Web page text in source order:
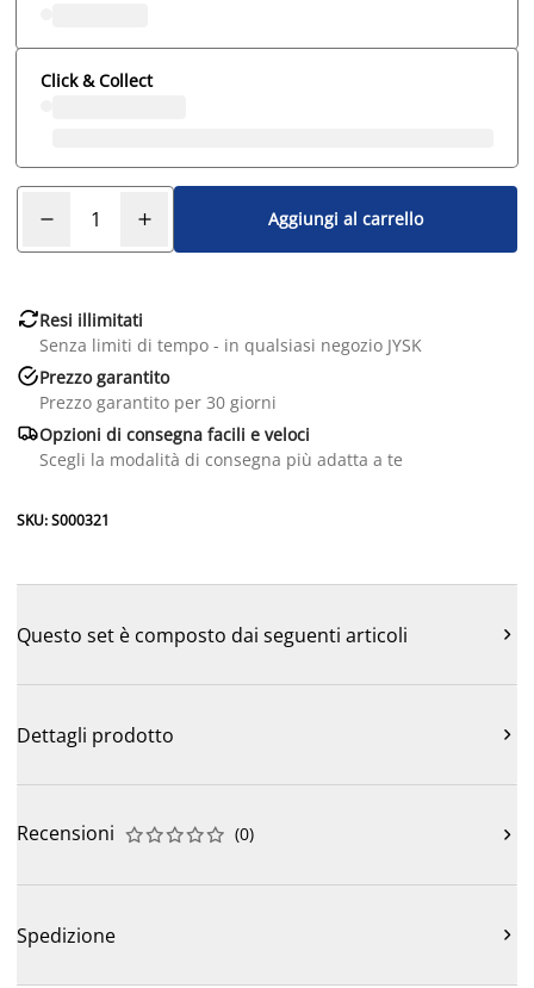
Click & Collect
Aggiungi al carrello
Resi illimitati
Senza limiti di tempo - in qualsiasi negozio JYSK
Prezzo garantito
Prezzo garantito per 30 giorni
Opzioni di consegna facili e veloci
Scegli la modalità di consegna più adatta a te
SKU: S000321
Questo set è composto dai seguenti articoli 
Dettagli prodotto 
Recensioni 




 (0) 
Spedizione 